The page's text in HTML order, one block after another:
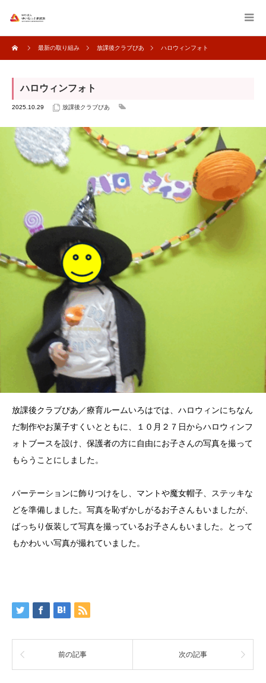
最新の取り組み 放課後クラブぴあ ハロウィンフォト
ハロウィンフォト
2025.10.29 放課後クラブぴあ
放課後クラブぴあ／療育ルームいろはでは、ハロウィンにちなん
だ制作やお菓子すくいとともに、１０月２７日からハロウィンフ
ォトブースを設け、保護者の方に自由にお子さんの写真を撮って
もらうことにしました。
パーテーションに飾りつけをし、マントや魔女帽子、ステッキな
どを準備しました。写真を恥ずかしがるお子さんもいましたが、
ばっちり仮装して写真を撮っているお子さんもいました。とって
もかわいい写真が撮れていました。
前の記事 次の記事